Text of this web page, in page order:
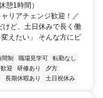
憩1時間）
リアチェンジ歓迎！／
けど、土日休みで長く働
えたい」 そんな方にピ
間制 職場見学可
転勤なし
迎 研修あり
夕方
長期休暇あり 土日祝休み